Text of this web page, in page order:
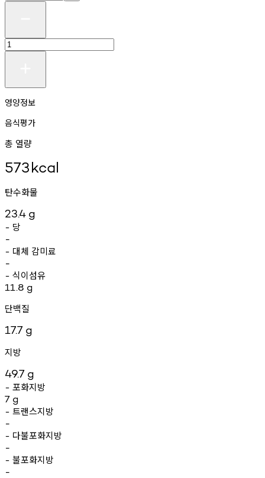
영양정보
음식평가
총 열량
573kcal
탄수화물
23.4 g
- 당
-
- 대체 감미료
-
- 식이섬유
11.8 g
단백질
17.7 g
지방
49.7 g
- 포화지방
7 g
- 트랜스지방
-
- 다불포화지방
-
- 불포화지방
-